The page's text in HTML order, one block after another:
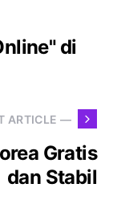
di
ARTICLE —
Gratis
dan Stabil